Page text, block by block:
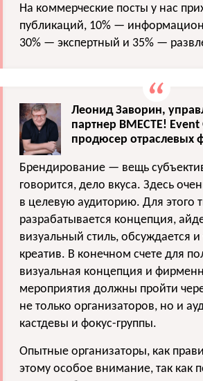
На коммерческие посты у нас
публикаций, 10% —
30% — экспертный и 35% —
Леонид Заворин,
партнер ВМЕСТЕ! Event
продюсер отраслевых
Брендирование — вещь
говорится, дело вкуса. Здесь
в целевую аудиторию. Для этого
разрабатывается концепция,
визуальный стиль, обсуждается и
креатив. В конечном счете для
визуальная концепция и
мероприятия должны пройти
не только организаторов, но и
кастдевы и фокус-группы.
Опытные организаторы, как
этому особое внимание, так как